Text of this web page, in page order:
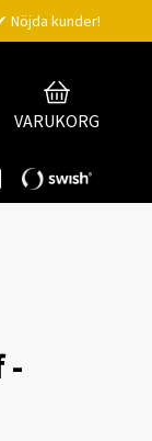
Nöjda kunder!
VARUKORG
-